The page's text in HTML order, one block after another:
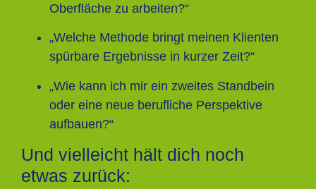
Oberfläche zu arbeiten?“
„Welche Methode bringt meinen Klienten
spürbare Ergebnisse in kurzer Zeit?“
„Wie kann ich mir ein zweites Standbein
oder eine neue berufliche Perspektive
aufbauen?“
Und vielleicht hält dich noch
etwas zurück: